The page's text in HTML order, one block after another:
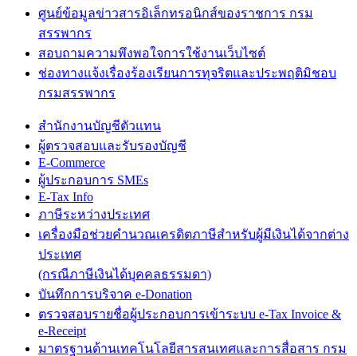
ศูนย์ข้อมูลข่าวสารอิเล็กทรอนิกส์ของราชการ กรม
สรรพากร
สอบถามความพึงพอใจการใช้งานเว็บไซต์
ช่องทางแจ้งเรื่องร้องเรียนการทุจริตและประพฤติมิชอบ
กรมสรรพากร
สำนักงานบัญชีตัวแทน
ผู้ตรวจสอบและรับรองบัญชี
E-Commerce
ผู้ประกอบการ SMEs
E-Tax Info
ภาษีระหว่างประเทศ
เครื่องมือช่วยคำนวณเครดิตภาษีสำหรับผู้มีเงินได้จากต่าง
ประเทศ
(กรณีภาษีเงินได้บุคคลธรรมดา)
บันทึกการบริจาค e-Donation
ตรวจสอบรายชื่อผู้ประกอบการเข้าระบบ e-Tax Invoice &
e-Receipt
มาตรฐานด้านเทคโนโลยีสารสนเทศและการสื่อสาร กรม